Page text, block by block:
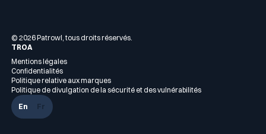
© 2026 Patrowl, tous droits réservés.
TROA
Mentions légales
Confidentialités
Politique relative aux marques
Politique de divulgation de la sécurité et des vulnérabilités
En
Fr